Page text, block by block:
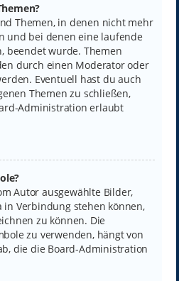
Themen, in denen nicht mehr
und bei denen eine laufende
beendet wurde. Themen
durch einen Moderator oder
Eventuell hast du auch
Themen zu schließen,
Administration erlaubt
Autor ausgewählte Bilder,
Verbindung stehen können,
zu können. Die
zu verwenden, hängt von
die die Board-Administration